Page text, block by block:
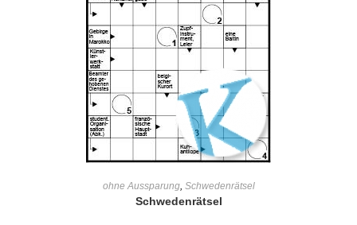
ohne Aussparung, Schwedenrätsel
Schwedenrätsel